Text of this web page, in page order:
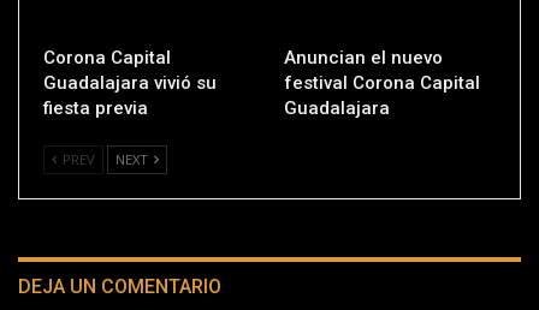
Corona Capital
Guadalajara vivió su
fiesta previa
Anuncian el nuevo
festival Corona Capital
Guadalajara
PREV NEXT
DEJA UN COMENTARIO